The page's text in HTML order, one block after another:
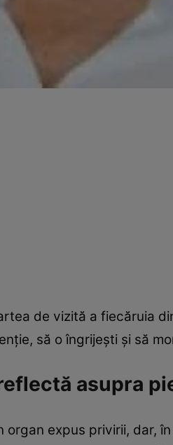
de vizită a fiecăruia
să o îngrijeşti şi să
asupra
organ expus privirii, dar,